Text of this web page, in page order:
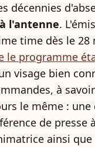
décennies
l'antenne.
time dès le 28
le programme
visage bien
à savoir
le même :
de presse
ainsi